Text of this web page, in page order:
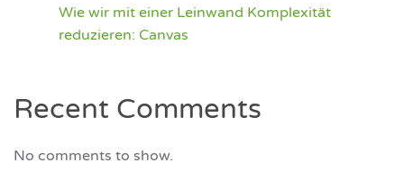
Wie wir mit einer Leinwand Komplexität
reduzieren: Canvas
Recent Comments
No comments to show.